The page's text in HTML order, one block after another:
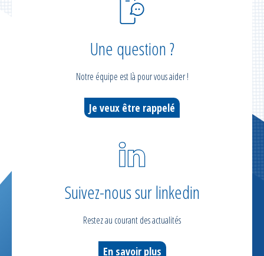
Une question ?
Notre équipe est là pour vous aider !
Je veux être rappelé
Suivez-nous sur linkedin
Restez au courant des actualités
En savoir plus